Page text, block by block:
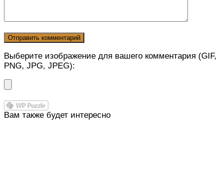
Выберите изображение для вашего комментария (GIF,
PNG, JPG, JPEG):
Вам также будет интересно